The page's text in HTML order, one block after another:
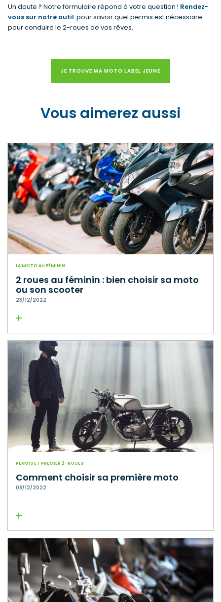
Un doute ? Notre formulaire répond à votre question ! Rendez-
vous sur notre outil pour savoir quel permis est nécessaire
pour conduire le 2-roues de vos rêves.
JE TROUVE MA MOTO LABEL JEUNE
Vous aimerez aussi
LA MOTO AU FÉMININ
2 roues au féminin : bien choisir sa moto
ou son scooter
23/12/2022
Lire la suite
PERMIS ET PREMIER 2-ROUES
Comment choisir sa première moto
08/12/2022
Lire la suite